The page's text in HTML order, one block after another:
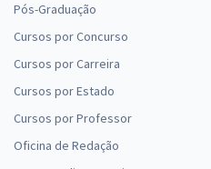
Pós-Graduação
Cursos por Concurso
Cursos por Carreira
Cursos por Estado
Cursos por Professor
Oficina de Redação